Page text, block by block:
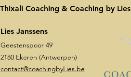
Thixali Coaching & Coaching by Lies
Lies Janssens
Geestenspoor 49
2180 Ekeren (Antwerpen)
contact@coachingbyLies.be